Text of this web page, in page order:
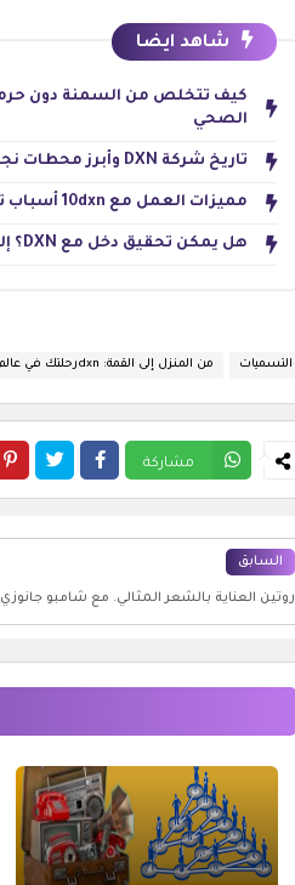
شاهد ايضا
الصحي
تاريخ شركة DXN وأبرز محطات نجاحها السر وراء ريادتها في التسويق المباشر والمنتجات الطبيعية
مميزات العمل مع 10dxn أسباب تجعلها فرصة لبناء دخل إضافي وتطوير الذات
هل يمكن تحقيق دخل مع DXN؟ إليك شرح خطة الأرباح خطوة بخطوة دون مبالغة
التسميات من المنزل إلى القمة: dxnرحلتك في عالم التسويق الشبكيdxn
مشاركة
السابق
روتين العناية بالشعر المثالي. مع شامبو جانوزي DXN